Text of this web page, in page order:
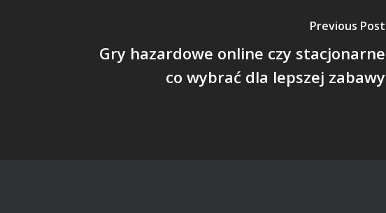
Previous Post
Gry hazardowe online czy stacjonarne
co wybrać dla lepszej zabawy